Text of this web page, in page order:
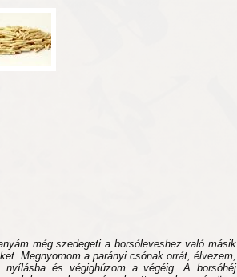
még szedegeti a borsóleveshez való másik
Megnyomom a parányi csónak orrát, élvezem,
nyílásba és végighúzom a végéig. A borsóhéj